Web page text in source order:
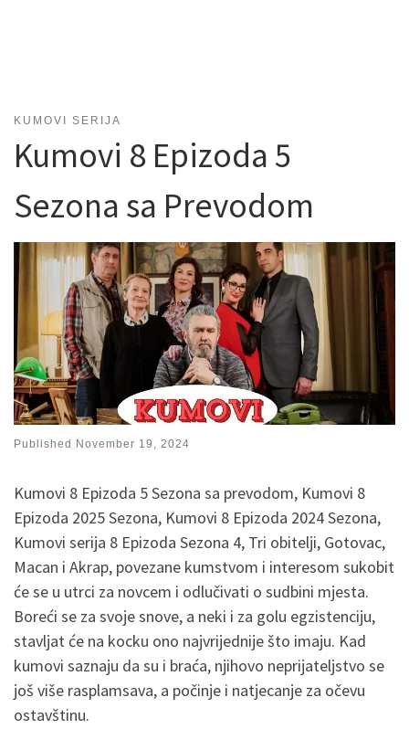
KUMOVI SERIJA
Kumovi 8 Epizoda 5
Sezona sa Prevodom
Published November 19, 2024
Kumovi 8 Epizoda 5 Sezona sa prevodom, Kumovi 8
Epizoda 2025 Sezona, Kumovi 8 Epizoda 2024 Sezona,
Kumovi serija 8 Epizoda Sezona 4, Tri obitelji, Gotovac,
Macan i Akrap, povezane kumstvom i interesom sukobit
će se u utrci za novcem i odlučivati o sudbini mjesta.
Boreći se za svoje snove, a neki i za golu egzistenciju,
stavljat će na kocku ono najvrijednije što imaju. Kad
kumovi saznaju da su i braća, njihovo neprijateljstvo se
još više rasplamsava, a počinje i natjecanje za očevu
ostavštinu.